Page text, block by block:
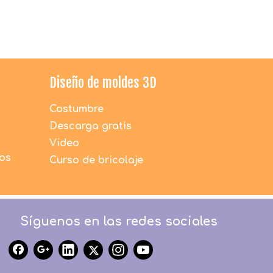
Diseño de moldes 3D
Costumbre
Descarga gratis
Video
Curso de bricolaje
Síguenos en las redes sociales